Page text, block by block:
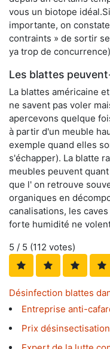
vous un biotope
importante, on
contraints » de sortir
ya trop de
Les blattes
La blattes américaine
ne savent pas voler
apercevons quelque
à partir d'un meuble
exemple quand elles
s'échapper). La blatte
meubles peuvent
que l' on retrouve
organiques en
canalisations, les
forte humidité ne
5 / 5 (112 votes)
Désinfection blattes
Entreprise anti-
Prix